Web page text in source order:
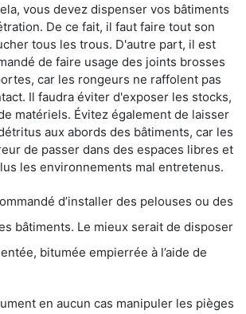
vous devez dispenser vos bâtiments
De ce fait, il faut faire tout son
tous les trous. D'autre part, il est
de faire usage des joints brosses
car les rongeurs ne raffolent pas
Il faudra éviter d'exposer les stocks,
matériels. Évitez également de laisser
aux abords des bâtiments, car les
de passer dans des espaces libres et
les environnements mal entretenus.
d’installer des pelouses ou des
bâtiments. Le mieux serait de disposer
bitumée empierrée à l’aide de
en aucun cas manipuler les pièges